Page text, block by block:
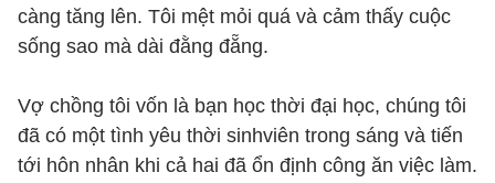
càng tăng lên. Tôi mệt mỏi quá và cảm thấy cuộc
sống sao mà dài đằng đẵng.
Vợ chồng tôi vốn là bạn học thời đại học, chúng tôi
đã có một tình yêu thời sinhviên trong sáng và tiến
tới hôn nhân khi cả hai đã ổn định công ăn việc làm.